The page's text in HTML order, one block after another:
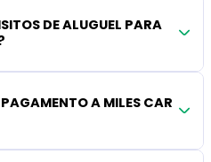
DE ALUGUEL PARA
A MILES CAR